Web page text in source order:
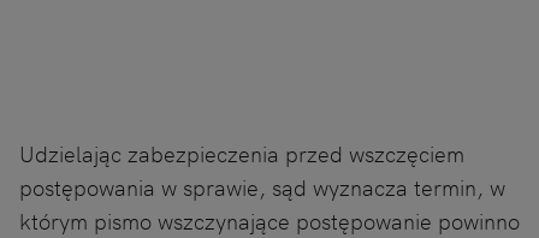
Udzielając zabezpieczenia przed wszczęciem
postępowania w sprawie, sąd wyznacza termin, w
którym pismo wszczynające postępowanie powinno